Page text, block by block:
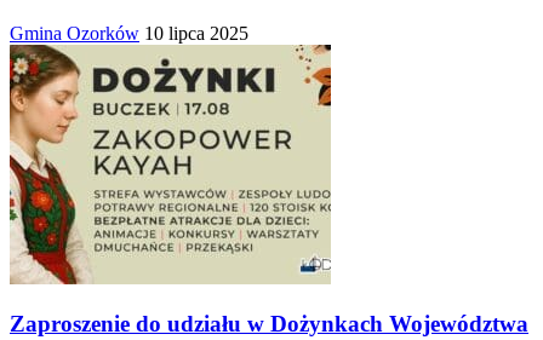
Gmina Ozorków 10 lipca 2025
Zaproszenie do udziału w Dożynkach Województwa